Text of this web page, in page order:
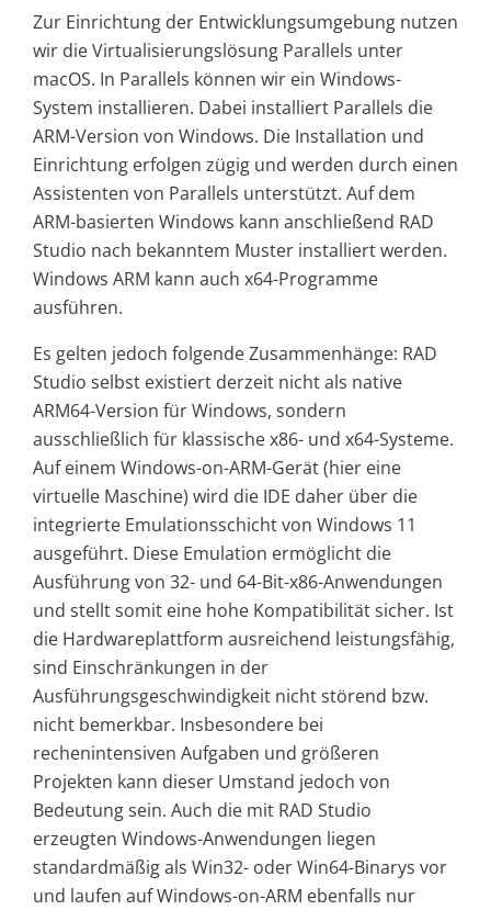
Zur Einrichtung der Entwicklungsumgebung nutzen
wir die Virtualisierungslösung Parallels unter
macOS. In Parallels können wir ein Windows-
System installieren. Dabei installiert Parallels die
ARM-Version von Windows. Die Installation und
Einrichtung erfolgen zügig und werden durch einen
Assistenten von Parallels unterstützt. Auf dem
ARM-basierten Windows kann anschließend RAD
Studio nach bekanntem Muster installiert werden.
Windows ARM kann auch x64-Programme
ausführen.
Es gelten jedoch folgende Zusammenhänge: RAD
Studio selbst existiert derzeit nicht als native
ARM64-Version für Windows, sondern
ausschließlich für klassische x86- und x64-Systeme.
Auf einem Windows-on-ARM-Gerät (hier eine
virtuelle Maschine) wird die IDE daher über die
integrierte Emulationsschicht von Windows 11
ausgeführt. Diese Emulation ermöglicht die
Ausführung von 32- und 64-Bit-x86-Anwendungen
und stellt somit eine hohe Kompatibilität sicher. Ist
die Hardwareplattform ausreichend leistungsfähig,
sind Einschränkungen in der
Ausführungsgeschwindigkeit nicht störend bzw.
nicht bemerkbar. Insbesondere bei
rechenintensiven Aufgaben und größeren
Projekten kann dieser Umstand jedoch von
Bedeutung sein. Auch die mit RAD Studio
erzeugten Windows-Anwendungen liegen
standardmäßig als Win32- oder Win64-Binarys vor
und laufen auf Windows-on-ARM ebenfalls nur